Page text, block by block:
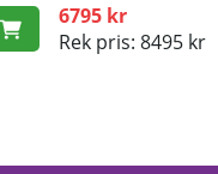
6795 kr
Rek pris: 8495 kr